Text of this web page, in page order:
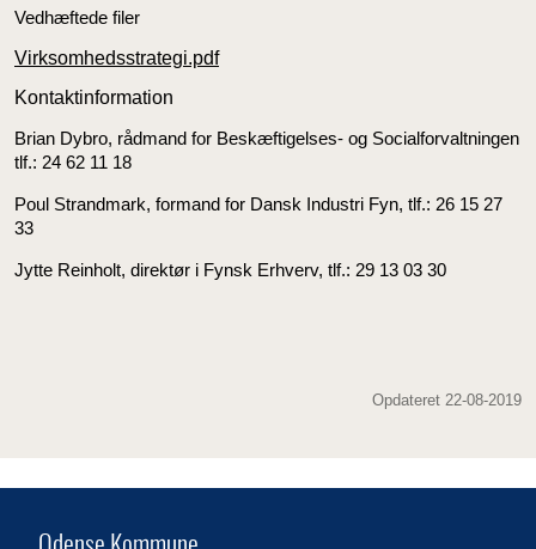
Vedhæftede filer
Virksomhedsstrategi.pdf
Kontaktinformation
Brian Dybro, rådmand for Beskæftigelses- og Socialforvaltningen
tlf.: 24 62 11 18
Poul Strandmark, formand for Dansk Industri Fyn, tlf.: 26 15 27
33
Jytte Reinholt, direktør i Fynsk Erhverv, tlf.: 29 13 03 30
Opdateret 22-08-2019